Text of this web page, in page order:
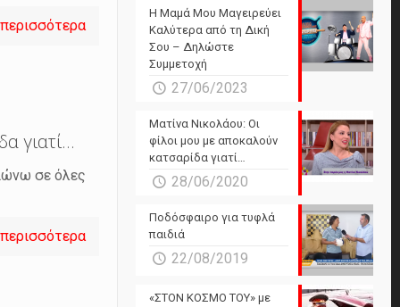
γιατί…
σε όλες
Η Μαμά Μου Μαγειρεύει
Καλύτερα από τη Δική
Σου – Δηλώστε
Συμμετοχή
27/06/2023
Ματίνα Νικολάου: Οι
φίλοι μου με αποκαλούν
κατσαρίδα γιατί…
28/06/2020
Ποδόσφαιρο για τυφλά
παιδιά
22/08/2019
«ΣΤΟΝ ΚΟΣΜΟ ΤΟΥ» με